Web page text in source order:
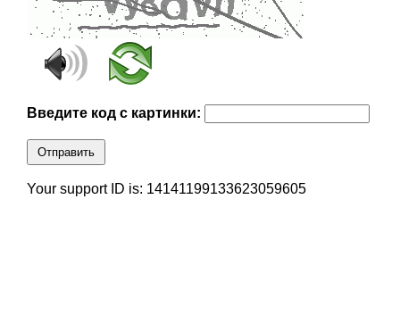
Введите код с картинки:
Отправить
Your support ID is: 14141199133623059605